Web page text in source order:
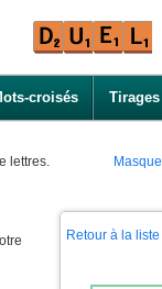
croisés Tirages
lettres.
Retour à la